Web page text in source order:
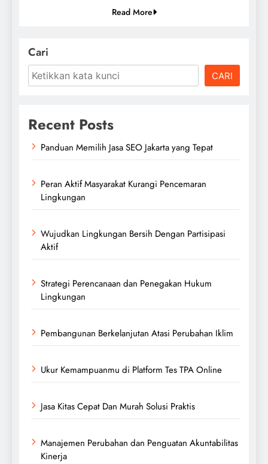
Read More
Cari
CARI
Recent Posts
Panduan Memilih Jasa SEO Jakarta yang Tepat
Peran Aktif Masyarakat Kurangi Pencemaran
Lingkungan
Wujudkan Lingkungan Bersih Dengan Partisipasi
Aktif
Strategi Perencanaan dan Penegakan Hukum
Lingkungan
Pembangunan Berkelanjutan Atasi Perubahan Iklim
Ukur Kemampuanmu di Platform Tes TPA Online
Jasa Kitas Cepat Dan Murah Solusi Praktis
Manajemen Perubahan dan Penguatan Akuntabilitas
Kinerja